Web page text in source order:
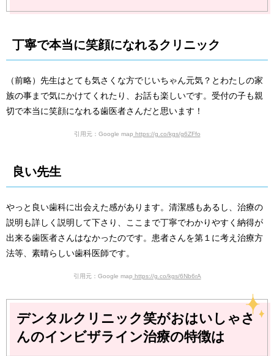
丁寧で本当に笑顔になれるクリニック
（前略）先生はとても気さくな方でじいちゃん元気？とわたしの家
族の事まで気にかけてくれたり、お話も楽しいです。受付の子も親
切で本当に笑顔になれる歯医者さんだと思います！
引用元：Google map https://g.co/kgs/g6ZFfo
良い先生
やっと良い歯科に出会えた感があります。清潔感もあるし、治療の
説明も詳しく説明して下さり、ここまで丁寧でわかりやすく納得が
出来る歯医者さんはなかったのです。患者さんを第１に考え治療方
法等、素晴らしい歯科医師です。
引用元：Google map https://g.co/kgs/6Nb6rA
デンタルクリニック笑がおはいしゃさ
んのインビザライン治療の特徴は